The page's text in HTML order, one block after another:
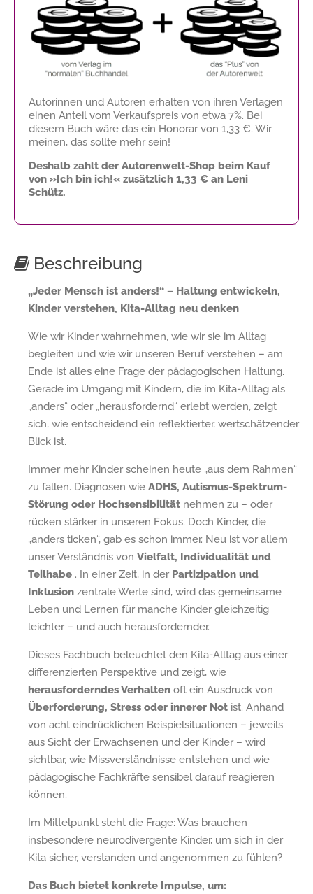
Autorinnen und Autoren erhalten von ihren Verlagen
einen Anteil vom Verkaufspreis von etwa 7%. Bei
diesem Buch wäre das ein Honorar von 1,33 €. Wir
meinen, das sollte mehr sein!
Deshalb zahlt der Autorenwelt-Shop beim Kauf
von »Ich bin ich!« zusätzlich 1,33 € an Leni
Schütz.
Beschreibung
„Jeder Mensch ist anders!“ – Haltung entwickeln,
Kinder verstehen, Kita-Alltag neu denken
Wie wir Kinder wahrnehmen, wie wir sie im Alltag
begleiten und wie wir unseren Beruf verstehen – am
Ende ist alles eine Frage der pädagogischen Haltung.
Gerade im Umgang mit Kindern, die im Kita-Alltag als
„anders“ oder „herausfordernd“ erlebt werden, zeigt
sich, wie entscheidend ein reflektierter, wertschätzender
Blick ist.
Immer mehr Kinder scheinen heute „aus dem Rahmen“
zu fallen. Diagnosen wie ADHS, Autismus-Spektrum-
Störung oder Hochsensibilität nehmen zu – oder
rücken stärker in unseren Fokus. Doch Kinder, die
„anders ticken“, gab es schon immer. Neu ist vor allem
unser Verständnis von Vielfalt, Individualität und
Teilhabe . In einer Zeit, in der Partizipation und
Inklusion zentrale Werte sind, wird das gemeinsame
Leben und Lernen für manche Kinder gleichzeitig
leichter – und auch herausfordernder.
Dieses Fachbuch beleuchtet den Kita-Alltag aus einer
differenzierten Perspektive und zeigt, wie
herausforderndes Verhalten oft ein Ausdruck von
Überforderung, Stress oder innerer Not ist. Anhand
von acht eindrücklichen Beispielsituationen – jeweils
aus Sicht der Erwachsenen und der Kinder – wird
sichtbar, wie Missverständnisse entstehen und wie
pädagogische Fachkräfte sensibel darauf reagieren
können.
Im Mittelpunkt steht die Frage: Was brauchen
insbesondere neurodivergente Kinder, um sich in der
Kita sicher, verstanden und angenommen zu fühlen?
Das Buch bietet konkrete Impulse, um: